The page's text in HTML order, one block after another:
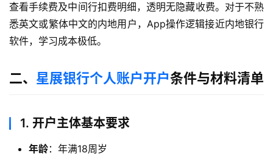
查看手续费及中间行扣费明细，透明无隐藏收费。对于不熟
悉英文或繁体中文的内地用户，App操作逻辑接近内地银行
软件，学习成本极低。
二、 星展银行个人账户开户条件与材料清单
1. 开户主体基本要求
年龄：年满18周岁